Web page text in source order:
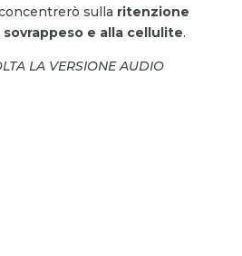
sulla ritenzione
e alla cellulite.
LA VERSIONE AUDIO